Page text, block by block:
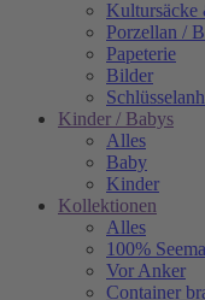
Kultursäcke
Porzellan /
Papeterie
Bilder
Kinder / Babys
Alles
Baby
Kinder
Kollektionen
Alles
100%
Vor Anker
Container